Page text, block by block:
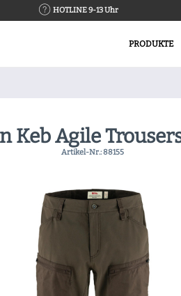
HOTLINE 9-13 Uhr
PRODUKTE
Keb Agile
Artikel-Nr.:88155